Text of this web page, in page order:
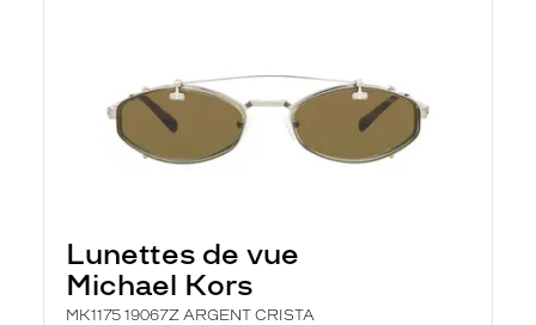
Lunettes de vue
Michael Kors
MK1175 19067Z ARGENT CRISTA